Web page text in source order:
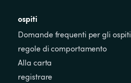
ospiti
Domande frequenti per gli ospiti
regole di comportamento
Alla carta
registrare